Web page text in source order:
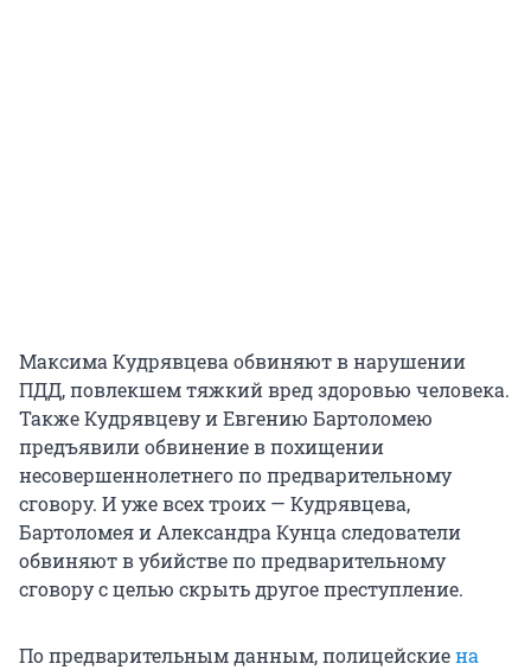
Максима Кудрявцева обвиняют в нарушении
ПДД, повлекшем тяжкий вред здоровью человека.
Также Кудрявцеву и Евгению Бартоломею
предъявили обвинение в похищении
несовершеннолетнего по предварительному
сговору. И уже всех троих — Кудрявцева,
Бартоломея и Александра Кунца следователи
обвиняют в убийстве по предварительному
сговору с целью скрыть другое преступление.
По предварительным данным, полицейскиена